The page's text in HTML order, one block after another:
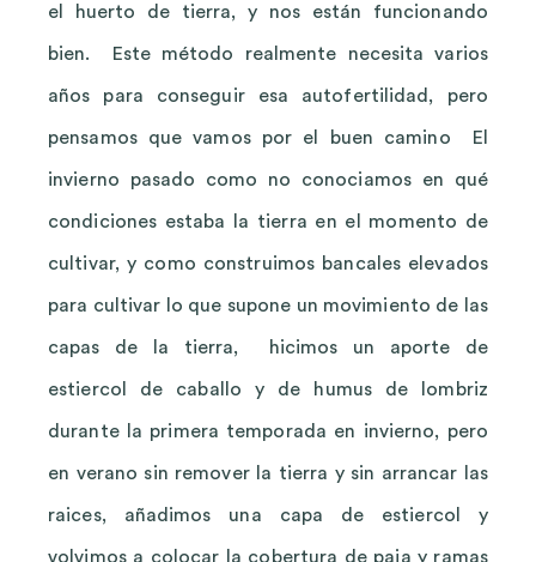
el huerto de tierra, y nos están funcionando
bien. Este método realmente necesita varios
años para conseguir esa autofertilidad, pero
pensamos que vamos por el buen camino El
invierno pasado como no conociamos en qué
condiciones estaba la tierra en el momento de
cultivar, y como construimos bancales elevados
para cultivar lo que supone un movimiento de las
capas de la tierra, hicimos un aporte de
estiercol de caballo y de humus de lombriz
durante la primera temporada en invierno, pero
en verano sin remover la tierra y sin arrancar las
raices, añadimos una capa de estiercol y
volvimos a colocar la cobertura de paja y ramas